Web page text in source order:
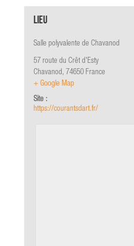
Lieu
Salle polyvalente de Chavanod
57 route du Crêt d'Esty
Chavanod, 74650 France
+ Google Map
Site :
https://courantsdart.fr/